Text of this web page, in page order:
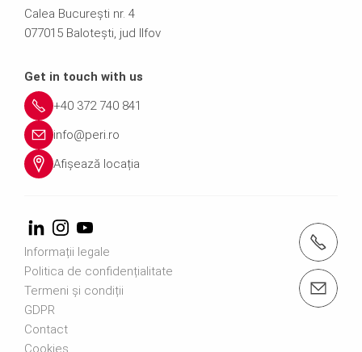
Calea București nr. 4
077015 Balotești, jud Ilfov
Get in touch with us
+40 372 740 841
info@peri.ro
Afișează locația
Informații legale
Politica de confidențialitate
Termeni și condiții
GDPR
Contact
Cookies